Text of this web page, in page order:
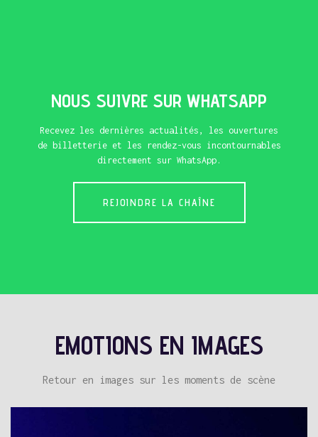
NOUS SUIVRE SUR WHATSAPP
Recevez les dernières actualités, les ouvertures
de billetterie et les rendez-vous incontournables
directement sur WhatsApp.
REJOINDRE LA CHAÎNE
EMOTIONS EN IMAGES
Retour en images sur les moments de scène